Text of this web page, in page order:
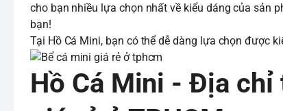
cho bạn nhiều lựa chọn nhất về kiểu dáng của sản
bạn!
Tại Hồ Cá Mini, bạn có thể dễ dàng lựa chọn được
Hồ Cá Mini - Địa